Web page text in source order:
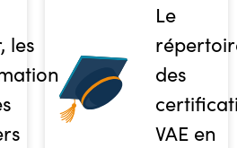
les
Le
des
VAE en